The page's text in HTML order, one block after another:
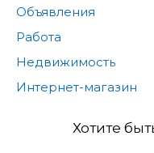
Объявления
Работа
Недвижимость
Интернет-магазин
Хотите